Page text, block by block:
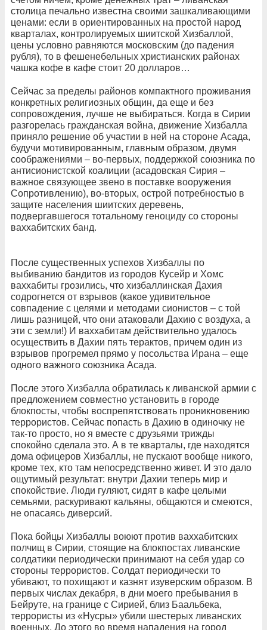
столица печально известна своими зашкаливающими
ценами: если в ориентированных на простой народ
кварталах, контролируемых шиитской Хизбаллой,
цены условно равняются московским (до падения
рубля), то в фешенебельных христианских районах
чашка кофе в кафе стоит 20 долларов…
Сейчас за пределы районов компактного проживания
конкретных религиозных общин, да еще и без
сопровождения, лучше не выбираться. Когда в Сирии
разгорелась гражданская война, движение Хизбалла
приняло решение об участии в ней на стороне Асада,
будучи мотивированным, главным образом, двумя
соображениями – во-первых, поддержкой союзника по
антисионистской коалиции (асадовская Сирия –
важное связующее звено в поставке вооружения
Сопротивлению), во-вторых, острой потребностью в
защите населения шиитских деревень,
подвергавшегося тотальному геноциду со стороны
ваххабитских банд.
После существенных успехов Хизбаллы по
выбиванию бандитов из городов Кусейр и Хомс
ваххабиты грозились, что хизбаллинская Дахия
содрогнется от взрывов (какое удивительное
совпадение с целями и методами сионистов – с той
лишь разницей, что они атаковали Дахию с воздуха, а
эти с земли!) И ваххабитам действительно удалось
осуществить в Дахии пять терактов, причем один из
взрывов прогремел прямо у посольства Ирана – еще
одного важного союзника Асада.
После этого Хизбалла обратилась к ливанской армии с
предложением совместно установить в городе
блокпосты, чтобы воспрепятствовать проникновению
террористов. Сейчас попасть в Дахию в одиночку не
так-то просто, но я вместе с друзьями трижды
спокойно сделала это. А в те кварталы, где находятся
дома офицеров Хизбаллы, не пускают вообще никого,
кроме тех, кто там непосредственно живет. И это дало
ощутимый результат: внутри Дахии теперь мир и
спокойствие. Люди гуляют, сидят в кафе целыми
семьями, раскуривают кальяны, общаются и смеются,
не опасаясь диверсий.
Пока бойцы Хизбаллы воюют против ваххабитских
полчищ в Сирии, стоящие на блокпостах ливанские
солдатики периодически принимают на себя удар со
стороны террористов. Солдат периодически то
убивают, то похищают и казнят изуверским образом. В
первых числах декабря, в дни моего пребывания в
Бейруте, на границе с Сирией, близ Баальбека,
террористы из «Нусры» убили шестерых ливанских
военных. До этого во время нападения на город